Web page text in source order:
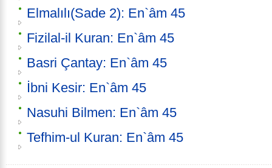
Elmalılı(Sade 2): En`âm 45
Fizilal-il Kuran: En`âm 45
Basri Çantay: En`âm 45
İbni Kesir: En`âm 45
Nasuhi Bilmen: En`âm 45
Tefhim-ul Kuran: En`âm 45